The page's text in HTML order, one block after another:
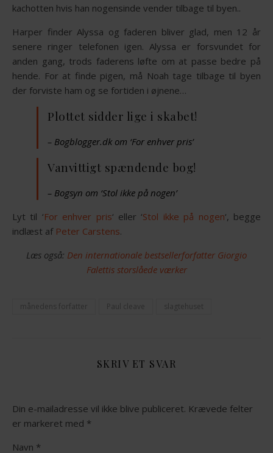
kachotten hvis han nogensinde vender tilbage til byen..
Harper finder Alyssa og faderen bliver glad, men 12 år
senere ringer telefonen igen. Alyssa er forsvundet for
anden gang, trods faderens løfte om at passe bedre på
hende. For at finde pigen, må Noah tage tilbage til byen
der forviste ham og se fortiden i øjnene…
Plottet sidder lige i skabet!
– Bogblogger.dk om ‘For enhver pris’
Vanvittigt spændende bog!
– Bogsyn om ‘Stol ikke på nogen’
Lyt til ‘For enhver pris‘ eller‘Stol ikke på nogen‘, begge
indlæst af Peter Carstens.
Læs også: Den internationale bestsellerforfatter Giorgio
Falettis storslåede værker
månedens forfatter Paul cleave slagtehuset
SKRIV ET SVAR
Din e-mailadresse vil ikke blive publiceret. Krævede felter
er markeret med *
Navn *